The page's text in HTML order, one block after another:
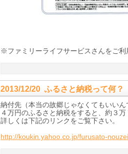
※ファミリーライフサービスさんをご利
2013/12/20 ふるさと納税って何？
納付先（本当の故郷じゃなくてもいい
４万円のふるさと納税をすると、約３万
詳しくは下記のリンクをご覧下さい。
http://koukin.yahoo.co.jp/furusato-